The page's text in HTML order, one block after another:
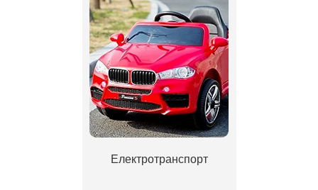
Електротранспорт